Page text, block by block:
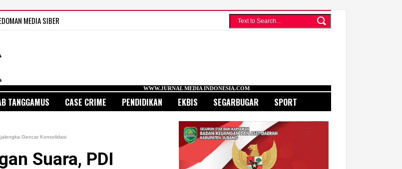
MEDIA SIBER
WWW.JURNAL MEDIA INDONESIA.COM
TANGGAMUS CASE CRIME PENDIDIKAN EKBIS SEGARBUGAR SPORT
Gencar Konsolidasi
Suara, PDI